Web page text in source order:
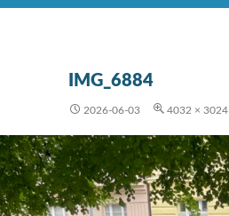
IMG_6884
2026-06-03 4032 × 3024